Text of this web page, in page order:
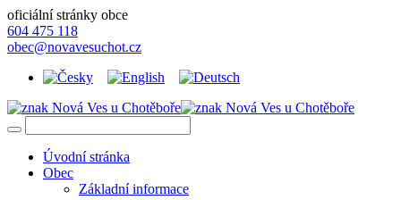
oficiální stránky obce
604 475 118
obec@novavesuchot.cz
Úvodní stránka
Obec
Základní informace